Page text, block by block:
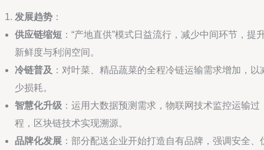
发展趋势 ：
供应链缩短 ：“产地直供”模式日益流行，减少中间环节，提
新鲜度与利润空间。
冷链普及 ：对叶菜、精品蔬菜的全程冷链运输需求增加，以
少损耗。
智慧化升级 ：运用大数据预测需求，物联网技术监控运输过
程，区块链技术实现溯源。
品牌化发展 ：部分配送企业开始打造自有品牌，强调安全、